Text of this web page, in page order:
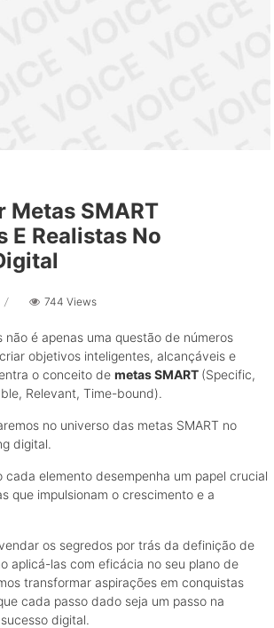
Metas SMART
E Realistas No
744 Views
é apenas uma questão de números
objetivos inteligentes, alcançáveis e
o conceito demetas SMART (Specific,
Relevant, Time-bound).
no universo das metas SMART no
digital.
cada elemento desempenha um papel crucial
que impulsionam o crescimento e a
os segredos por trás da definição de
aplicá-las com eficácia no seu plano de
transformar aspirações em conquistas
cada passo dado seja um passo na
digital.